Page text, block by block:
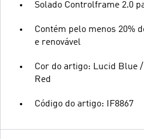
Solado Controlframe 2.0
Contém pelo menos 20%
e renovável
Cor do artigo: Lucid Blue
Red
Código do artigo: IF8867